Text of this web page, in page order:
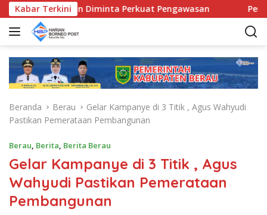
a
Kabar TerkiniDiminta Perkuat Pengawasan Pemkab
Beranda Berau
Gelar Kampanye di 3 Titik , Agus Wahyudi
Pastikan Pemerataan Pembangunan
Berau, Berita, Berita Berau
Gelar Kampanye di 3 Titik , Agus
Wahyudi Pastikan Pemerataan
Pembangunan